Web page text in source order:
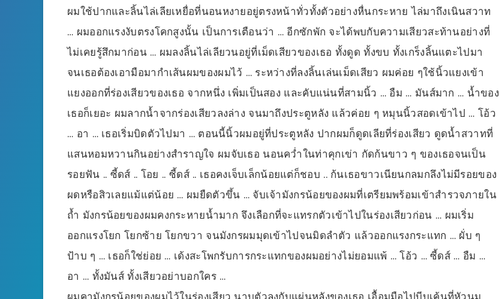
ผมใช้ปากและลิ้นไล่เลียเหยื่อที่นอนหงายอยู่ตรงหน้าทั่วทั้งตัวอย่างหื่นกระหาย ไล่มาถึงเนินสวาท
… ผมออกแรงงับตรงโคกสูงนั้น เป็นการเตือนว่า … อีกซักพัก จะได้พบกับความเสียวสะท้านอย่างที่
ไม่เคยรู้สึกมาก่อน … ผมลงลิ้นไล่เลียวนอยู่ที่เม็ดเสียวของเธอ ทั้งดูด ทั้งขบ ทั้งเกร็งลิ้นแตะไปมา
จนเธอต้องเอามือมากำเส้นผมของผมไว้ … ระหว่างที่ลงลิ้นเล่นเม็ดเสียว ผมค่อย ๆใช้นิ้วแยงเข้า
แยงออกที่ร่องเสียวของเธอ จากหนึ่ง เพิ่มเป็นสอง และคับแน่นที่สามนิ้ว … อืม … มันส์มาก … น้ำของ
เธอก็เยอะ ผมลากน้ำจากร่องเสียวลงล่าง จนมาถึงประตูหลัง แล้วค่อย ๆ หมุนนิ้วสอดเข้าไป … โอ้ว
… อา … เธอเริ่มบิดตัวไปมา … ตอนนี้นิ้วผมอยู่ที่ประตูหลัง ปากผมก็ดูดเลียที่ร่องเสียว ดูดน้ำสวาทที่
แสนหอมหวานกินอย่างสำราญใจ ผมจับเธอ นอนคว่ำในท่าคุกเข่า กัดก้นขาว ๆ ของเธอจนเป็น
รอยฟัน .. ซี้ดส์ .. โอย .. ซี้ดส์ .. เธอคงเจ็บเล็กน้อยแต่ก็ชอบ .. ก้นเธอขาวเนียนกลมกลึงไม่มีรอยของ
ผดหรือสิวเลยแม้แต่น้อย … ผมยืดตัวขึ้น … จับเจ้ามังกรน้อยของผมที่เตรียมพร้อมเข้าสำรวจภายใน
ถ้ำ มังกรน้อยของผมคงกระหายน้ำมาก จึงเลือกที่จะแทรกตัวเข้าไปในร่องเสียวก่อน … ผมเริ่ม
ออกแรงโยก โยกซ้าย โยกขวา จนมังกรผมมุดเข้าไปจนมิดลำตัว แล้วออกแรงกระแทก … ผั่บ ๆ
ป้าบ ๆ … เธอก็ใช่ย่อย … เด้งสะโพกรับการกระแทกของผมอย่างไม่ยอมแพ้ … โอ้ว … ซี้ดส์ … อืม …
อา … ทั้งมันส์ ทั้งเสียวอย่าบอกใคร …